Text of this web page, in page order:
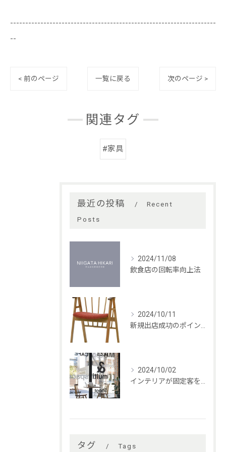
--------------------------------------------------------------------
--
< 前のページ 一覧に戻る 次のページ >
関連タグ
#家具
最近の投稿
Recent
Posts
2024/11/08
飲食店の回転率向上法
2024/10/11
2024/10/02
タグ Tags